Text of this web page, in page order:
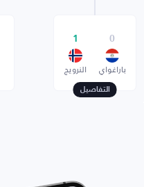
0
باراغواي
1
النرويج
التفاصيل